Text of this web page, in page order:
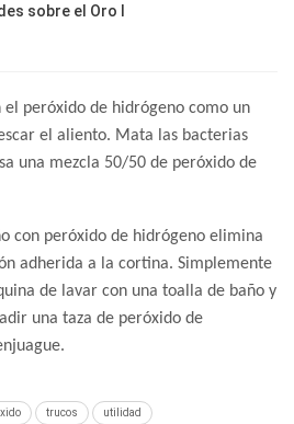
sobre el Oro I
peróxido de hidrógeno como un
el aliento. Mata las bacterias
una mezcla 50/50 de peróxido de
con peróxido de hidrógeno elimina
adherida a la cortina. Simplemente
de lavar con una toalla de baño y
una taza de peróxido de
trucos utilidad